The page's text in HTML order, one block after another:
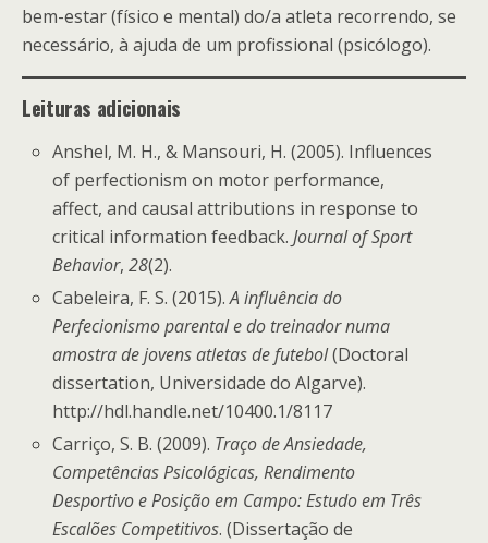
bem-estar (físico e mental) do/a atleta recorrendo, se
necessário, à ajuda de um profissional (psicólogo).
Leituras adicionais
Anshel, M. H., & Mansouri, H. (2005). Influences
of perfectionism on motor performance,
affect, and causal attributions in response to
critical information feedback.Journal of Sport
Behavior,28(2).
Cabeleira, F. S. (2015).A influência do
Perfecionismo parental e do treinador numa
amostra de jovens atletas de futebol(Doctoral
dissertation, Universidade do Algarve).
http://hdl.handle.net/10400.1/8117
Carriço, S. B. (2009). Traço de Ansiedade,
Competências Psicológicas, Rendimento
Desportivo e Posição em Campo: Estudo em Três
Escalões Competitivos. (Dissertação de